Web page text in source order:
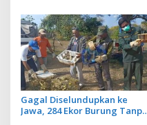
Gagal Diselundupkan ke
Jawa, 284 Ekor Burung Tanpa